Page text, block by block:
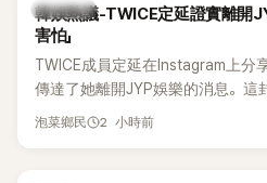
熱議討論
韓娛熱議-TWICE定延證實離開
害怕」
TWICE成員定延在Instagram上分
傳達了她離開JYP娛樂的消息。這
的感謝，並展望了未來的發展。
泡菜鄉民 2 小時前